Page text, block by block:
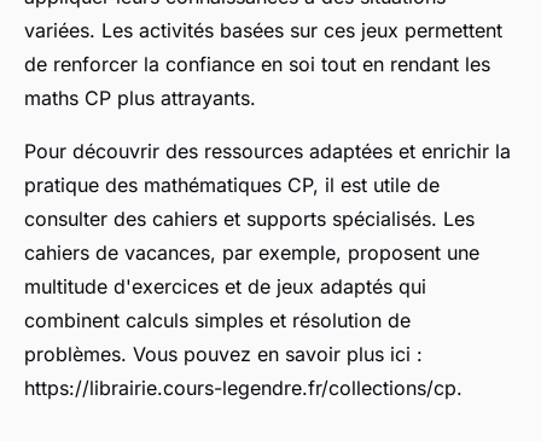
variées. Les activités basées sur ces jeux permettent
de renforcer la confiance en soi tout en rendant les
maths CP plus attrayants.
Pour découvrir des ressources adaptées et enrichir la
pratique des mathématiques CP, il est utile de
consulter des cahiers et supports spécialisés. Les
cahiers de vacances, par exemple, proposent une
multitude d'exercices et de jeux adaptés qui
combinent calculs simples et résolution de
problèmes. Vous pouvez en savoir plus ici :
https://librairie.cours-legendre.fr/collections/cp.